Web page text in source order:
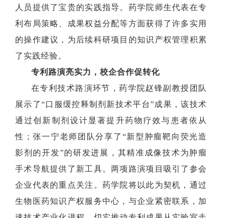
人员提供了宝贵的实践指导。药学院师生代表在专
利布局策略、成果权益分配等方面获得了许多实用
的操作建议，为后续科研项目的知识产权管理积累
了实践经验。
专利路演亮实力，校企合作促转化
在专利技术路演环节，药学院赵锋副教授团队
展示了“口服缓控释制剂新技术平台”成果，该技术
通过创新制剂设计显著提升药物疗效与患者依从
性；张一宁老师团队分享了“新型肿瘤靶向荧光造
影剂的开发”的研发进展，其精准成像技术为肿瘤
手术导航提供了新工具。两项路演项目吸引了参会
企业代表的重点关注。药学院将以此为契机，通过
生物医药知识产权服务中心，与企业紧密联系，加